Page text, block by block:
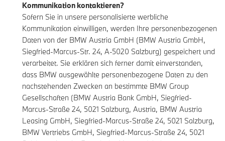
Kommunikation kontaktieren?
Sofern Sie in unsere personalisierte werbliche
Kommunikation einwilligen, werden Ihre personenbezogenen
Daten von der BMW Austria GmbH (BMW Austria GmbH,
Siegfried-Marcus-Str. 24, A-5020 Salzburg) gespeichert und
verarbeitet. Sie erklären sich ferner damit einverstanden,
dass BMW ausgewählte personenbezogene Daten zu den
nachstehenden Zwecken an bestimmte BMW Group
Gesellschaften (BMW Austria Bank GmbH, Siegfried-
Marcus-Straße 24, 5021 Salzburg, Austria, BMW Austria
Leasing GmbH, Siegfried-Marcus-Straße 24, 5021 Salzburg,
BMW Vertriebs GmbH, Siegfried-Marcus-Straße 24, 5021